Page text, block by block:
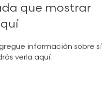
que mostrar
información sobre sí
verla aquí.